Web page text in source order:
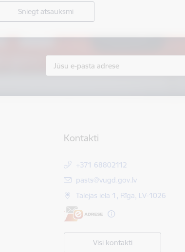
Sniegt atsauksmi
Kontakti
+371 68802112
E-pasts:
pasts@vugd.gov.lv
Talejas iela 1, Rīga, LV-1026
Visi kontakti